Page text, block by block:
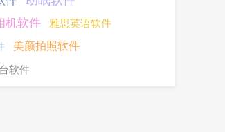
机软件 雅思英语软件
美颜拍照软件
软件